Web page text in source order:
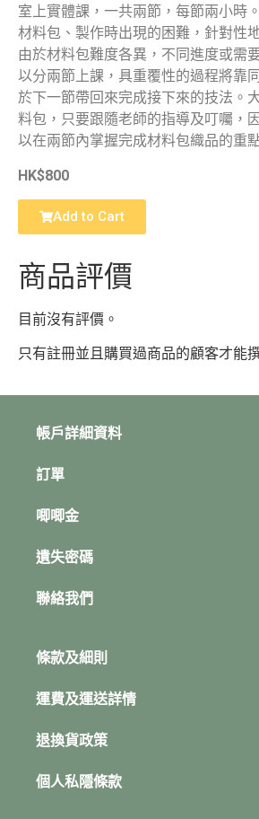
室上實體課，一共兩節，每節兩小時
材料包、製作時出現的困難，針對性
由於材料包難度各異，不同進度或需
以分兩節上課，具重覆性的過程將靠
於下一節帶回來完成接下來的技法。
料包，只要跟隨老師的指導及叮囑，
以在兩節內掌握完成材料包織品的重
HK$800
Add to Cart
商品評價
目前沒有評價。
只有註冊並且購買過商品的顧客才能
帳戶詳細資料
訂單
唧唧金
遺失密碼
聯絡我們
條款及細則
運費及運送詳情
退換貨政策
個人私隱條款